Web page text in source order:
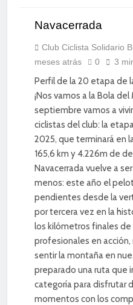
CICLISMO
CARRETERA
DIVERSIÓN
Navacerrada
Club Ciclista Solidario
meses atrás
0 3
Perfil de la 20 etapa de
¡Nos vamos a la Bola
septiembre vamos a
ciclistas del club: la
2025, que terminará en
165,6 km y 4.226m de
Navacerrada vuelve a
menos: este año el
pendientes desde la
por tercera vez en la
los kilómetros finales
profesionales en
sentir la montaña en
preparado una ruta que
categoría para disfrutar
momentos con los